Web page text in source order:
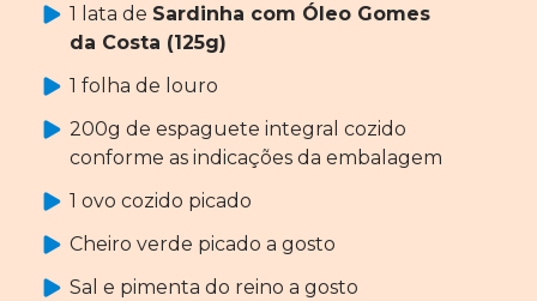
1 lata de Sardinha com Óleo Gomes
da Costa (125g)
1 folha de louro
200g de espaguete integral cozido
conforme as indicações da embalagem
1 ovo cozido picado
Cheiro verde picado a gosto
Sal e pimenta do reino a gosto